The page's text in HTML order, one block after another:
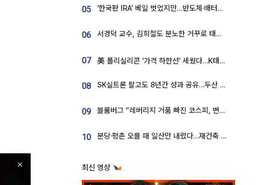
05 ‘한국판 IRA’ 베일 벗었지만…반도체·배터리 업계 “시행령이 관건”
06 서경덕 교수, 김희철도 분노한 거꾸로 태극기⋯"엉터리는 아냐, 아쉬울 뿐"
07 美 폴리실리콘 ‘가격 하한선’ 세웠다…K태양광 수혜 기대
08 SK실트론 팔고도 8년간 성과 공유…두산 인수대금 2.3조가 끝 아냐
09 블룸버그 “레버리지 거품 빠진 코스피, 변동성 최악 국면 지났을 가능성”
10 분당·평촌 오를 때 일산만 내렸다…재건축 기대감도 ‘무색’
최신 영상